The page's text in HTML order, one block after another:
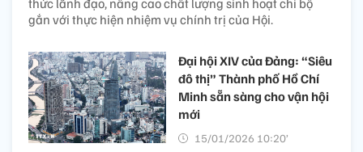
gắn với thực hiện nhiệm vụ chính trị của Hội.
Đại hội XIV của Đảng: “Siêu
đô thị” Thành phố Hồ Chí
Minh sẵn sàng cho vận hội
mới
15/01/2026 10:20’